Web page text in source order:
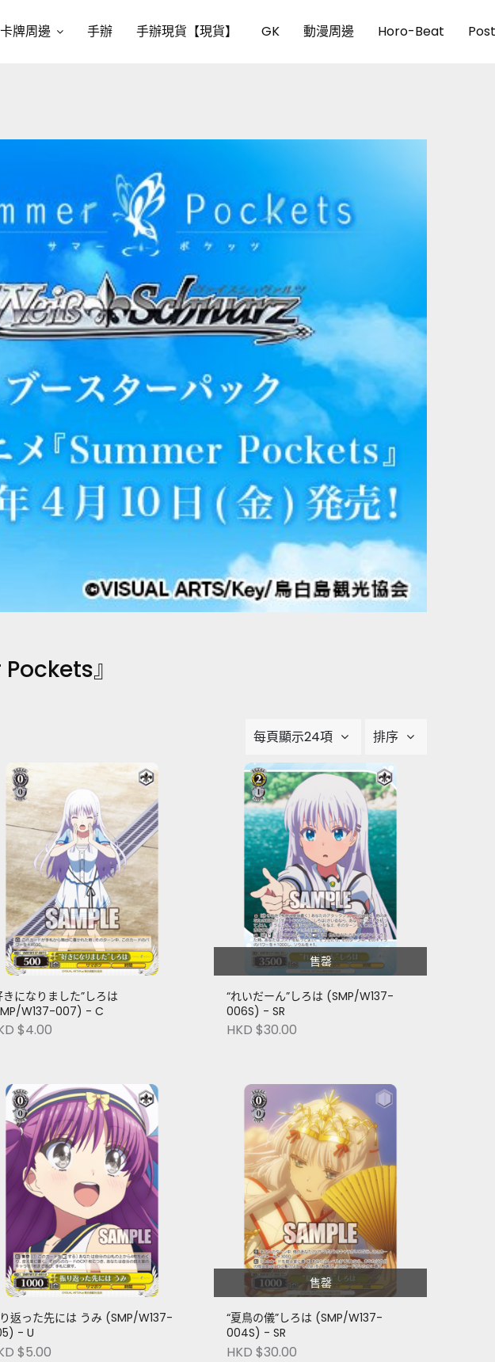
卡牌周邊 手辦 手辦現貨【現貨】 GK 動漫周邊 Horo-Beat Post
』
每頁顯示24項 排序
きになりました”しろは
W137-007) - C
$4.00
售罄
“れいだーん”しろは (SMP/W137-
006S) - SR
HKD $30.00
返った先には うみ (SMP/W137-
- U
$5.00
售罄
“夏鳥の儀”しろは (SMP/W137-
004S) - SR
HKD $30.00